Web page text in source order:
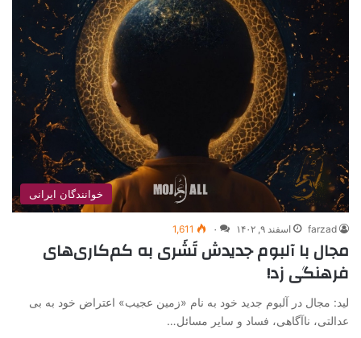
خوانندگان ایرانی
farzad اسفند ۹, ۱۴۰۲ ۰ 1,611
مجال با آلبوم جدیدش تَشَری به کم‌کاری‌های
فرهنگی زد!
لید: مجال در آلبوم جدید خود به نام «زمین عجیب» اعتراض خود به بی
عدالتی، ناآگاهی، فساد و سایر مسائل…